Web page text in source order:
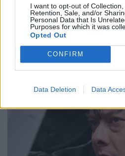
I want to opt-out of Collection,
Retention, Sale, and/or
Personal Data that Is
Purposes for which it was
Opted Out
CONFIRM
Data Deletion Data